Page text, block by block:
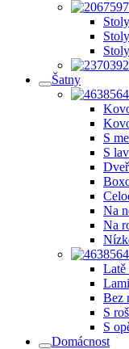
Šatny
S
S
Na
Na
Latě
Bez
S
S
Domácnost